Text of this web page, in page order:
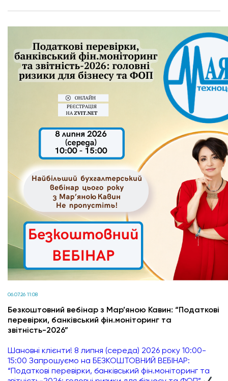
06.07.26 11:08
Безкоштовний вебінар з Мар’яною Кавин: “Податкові
перевірки, банківський фін.моніторинг та
звітність-2026”
Шановні клієнти! 8 липня (середа) 2026 року 10:00-
15:00 Запрошуємо на БЕЗКОШТОВНИЙ ВЕБІНАР:
“Податкові перевірки, банківський фін.моніторинг та